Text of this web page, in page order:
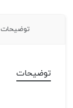
توضیحات
توضیحات